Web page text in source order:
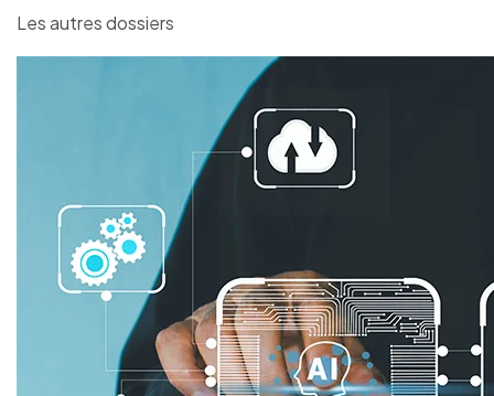
Les autres dossiers